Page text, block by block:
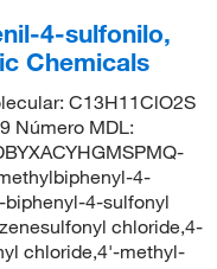
4-sulfonilo,
Chemicals
C13H11ClO2S
Número MDL:
4-
4-sulfonyl
chloride,4-
chloride,4'-methyl-